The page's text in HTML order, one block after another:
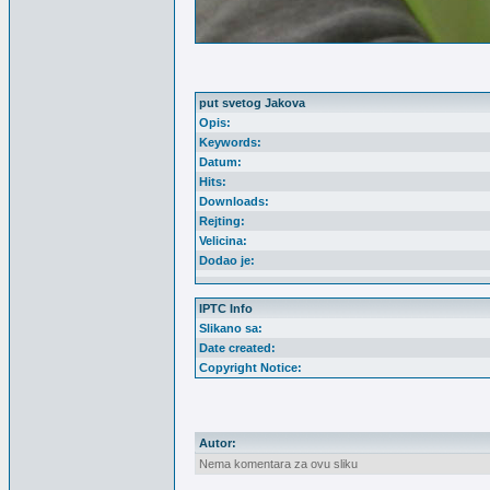
put svetog Jakova
Opis:
Keywords:
Datum:
Hits:
Downloads:
Rejting:
Velicina:
Dodao je:
IPTC Info
Slikano sa:
Date created:
Copyright Notice:
Autor:
Nema komentara za ovu sliku